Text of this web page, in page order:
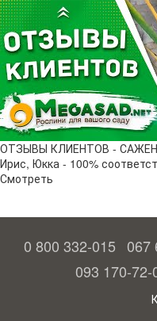
ОТЗЫВЫ КЛИЕНТОВ -
Ирис, Юкка - 100%
Смотреть
0 800 332-015 067
093 170-72-